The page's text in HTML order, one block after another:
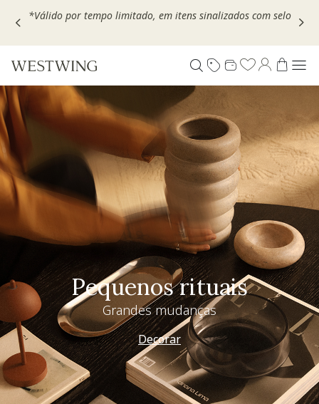
Escolha seu VOUCHER e ganhe até 30% OFF*: useMOVEL30,
Pequenos rituais
Grandes mudanças
Decorar